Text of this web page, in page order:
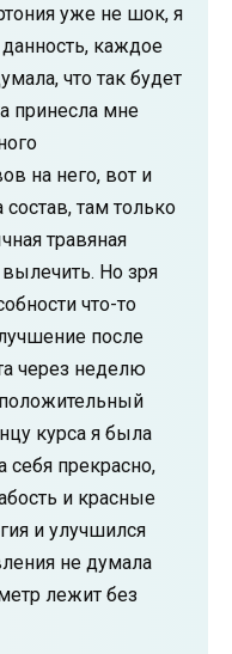
уже не шок, я
каждое
что так будет
принесла мне
на него, вот и
состав, там только
травяная
Но зря
что-то
после
через неделю
курса я была
себя прекрасно,
и красные
и улучшился
не думала
лежит без